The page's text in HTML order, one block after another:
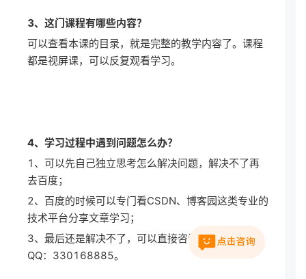
3、这门课程有哪些内容？
可以查看本课的目录，就是完整的教学内容了。课程
都是视屏课，可以反复观看学习。
4、学习过程中遇到问题怎么办？
1、可以先自己独立思考怎么解决问题，解决不了再
去百度；
2、百度的时候可以专门看CSDN、博客园这类专业的
技术平台分享文章学习；
3、最后还是解决不了，可以直接咨询村长。村长
QQ：330168885。